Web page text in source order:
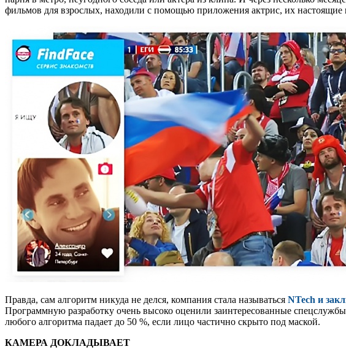
фильмов для взрослых, находили с помощью приложения актрис, их
Правда, сам алгоритм никуда не делся, компания стала называться NTech и
Программную разработку очень высоко оценили заинтересованные
любого алгоритма падает до 50 %, если лицо частично скрыто под маской.
КАМЕРА ДОКЛАДЫВАЕТ